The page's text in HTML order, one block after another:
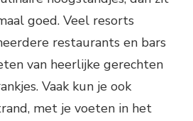
goed. Veel resorts
restaurants en bars
van heerlijke gerechten
Vaak kun je ook
met je voeten in het